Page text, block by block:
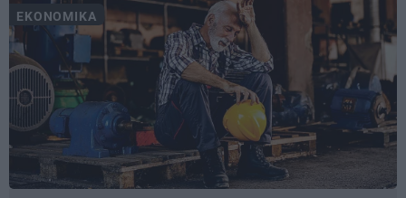
EKONOMIKA